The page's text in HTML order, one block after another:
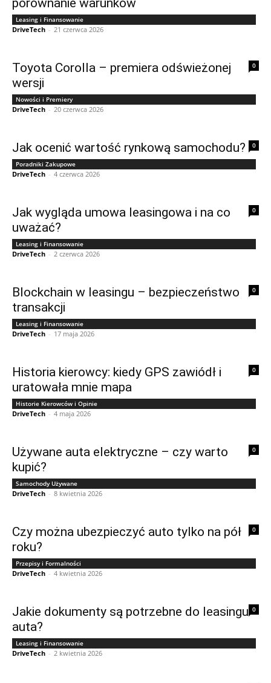
Leasing i Finansowanie
DriveTech - 21 czerwca 2026
0
Toyota Corolla – premiera odświeżonej
wersji
Nowości i Premiery
DriveTech - 20 czerwca 2026
0
Jak ocenić wartość rynkową samochodu?
Poradniki Zakupowe
DriveTech - 4 czerwca 2026
0
Jak wygląda umowa leasingowa i na co
uważać?
Leasing i Finansowanie
DriveTech - 2 czerwca 2026
0
Blockchain w leasingu – bezpieczeństwo
transakcji
Leasing i Finansowanie
DriveTech - 17 maja 2026
0
Historia kierowcy: kiedy GPS zawiódł i
uratowała mnie mapa
Historie Kierowców i Opinie
DriveTech - 4 maja 2026
0
Używane auta elektryczne – czy warto
kupić?
Samochody Używane
DriveTech - 8 kwietnia 2026
0
Czy można ubezpieczyć auto tylko na pół
roku?
Przepisy i Formalności
DriveTech - 4 kwietnia 2026
0
Jakie dokumenty są potrzebne do leasingu
auta?
Leasing i Finansowanie
DriveTech - 2 kwietnia 2026